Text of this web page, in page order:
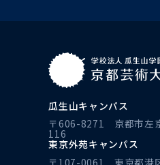
瓜生山キャンパス
〒606-8271 京都市左
116
東京外苑キャンパス
〒107-0061 東京都港